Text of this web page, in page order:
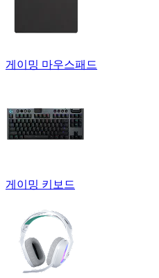
게이밍 마우스패드
게이밍 키보드